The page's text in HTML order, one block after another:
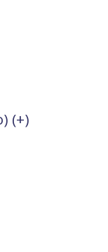
(+)